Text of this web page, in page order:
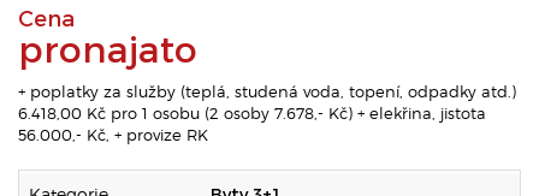
Cena
pronajato
+ poplatky za služby (teplá, studená voda, topení, odpadky atd.)
6.418,00 Kč pro 1 osobu (2 osoby 7.678,- Kč) + elekřina, jistota
56.000,- Kč, + provize RK